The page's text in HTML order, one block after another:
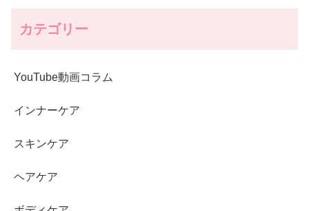
カテゴリー
YouTube動画コラム
インナーケア
スキンケア
ヘアケア